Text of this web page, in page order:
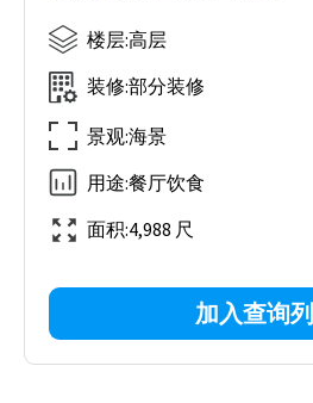
楼层:高层
装修:部分装修
景观:海景
用途:餐厅饮食
面积:4,988 尺
加入查询